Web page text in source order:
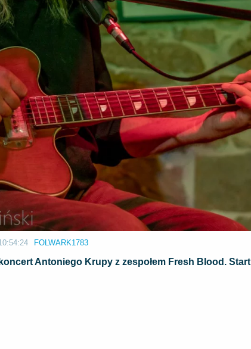
FOLWARK1783
Antoniego Krupy z zespołem Fresh Blood.